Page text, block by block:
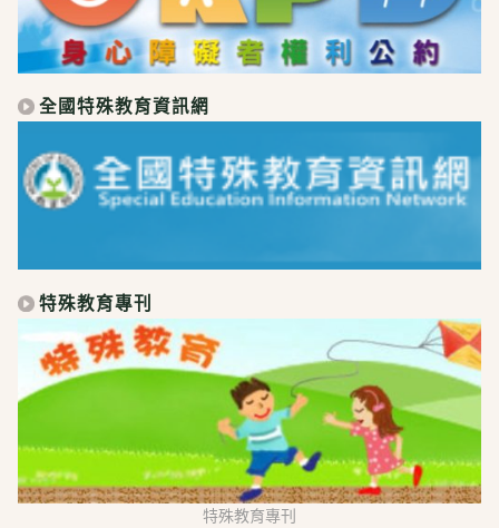
全國特殊教育資訊網
特殊教育專刊
特殊教育專刊